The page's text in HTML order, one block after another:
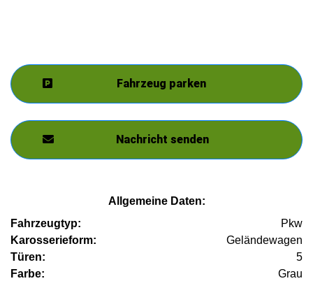
Fahrzeug parken
Nachricht senden
Allgemeine Daten:
Fahrzeugtyp:
Pkw
Karosserieform:
Geländewagen
Türen:
5
Farbe:
Grau